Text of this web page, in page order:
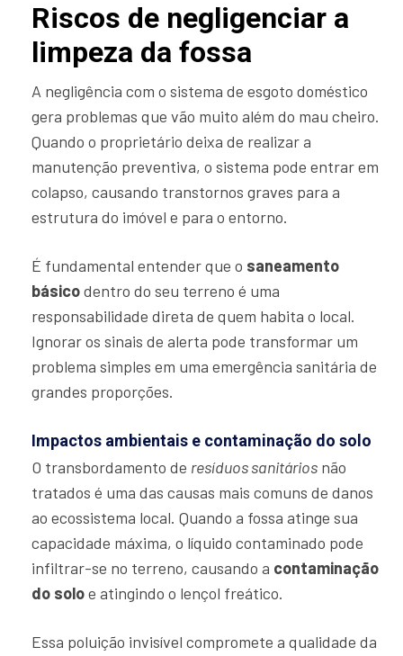
Riscos de negligenciar a
limpeza da fossa
A negligência com o sistema de esgoto doméstico
gera problemas que vão muito além do mau cheiro.
Quando o proprietário deixa de realizar a
manutenção preventiva, o sistema pode entrar em
colapso, causando transtornos graves para a
estrutura do imóvel e para o entorno.
É fundamental entender que o saneamento
básicodentro do seu terreno é uma
responsabilidade direta de quem habita o local.
Ignorar os sinais de alerta pode transformar um
problema simples em uma emergência sanitária de
grandes proporções.
Impactos ambientais e contaminação do solo
O transbordamento de resíduos sanitários não
tratados é uma das causas mais comuns de danos
ao ecossistema local. Quando a fossa atinge sua
capacidade máxima, o líquido contaminado pode
infiltrar-se no terreno, causando a contaminação
do soloe atingindo o lençol freático.
Essa poluição invisível compromete a qualidade da